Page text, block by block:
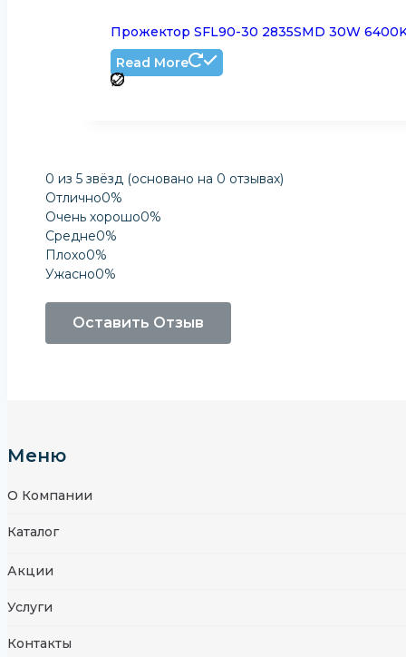
Прожектор SFL90-30 2835SMD 30W
Read More
0 из 5 звёзд (основано на 0 отзывах)
Отлично0%
Очень хорошо0%
Средне0%
Плохо0%
Ужасно0%
Оставить Отзыв
Меню
О Компании
Каталог
Акции
Услуги
Контакты